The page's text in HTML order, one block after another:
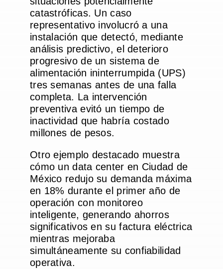
catastróficas. Un caso
representativo involucró a una
instalación que detectó, mediante
análisis predictivo, el deterioro
progresivo de un sistema de
alimentación ininterrumpida (UPS)
tres semanas antes de una falla
completa. La intervención
preventiva evitó un tiempo de
inactividad que habría costado
millones de pesos.
Otro ejemplo destacado muestra
cómo un data center en Ciudad de
México redujo su demanda máxima
en 18% durante el primer año de
operación con monitoreo
inteligente, generando ahorros
significativos en su factura eléctrica
mientras mejoraba
simultáneamente su confiabilidad
operativa.